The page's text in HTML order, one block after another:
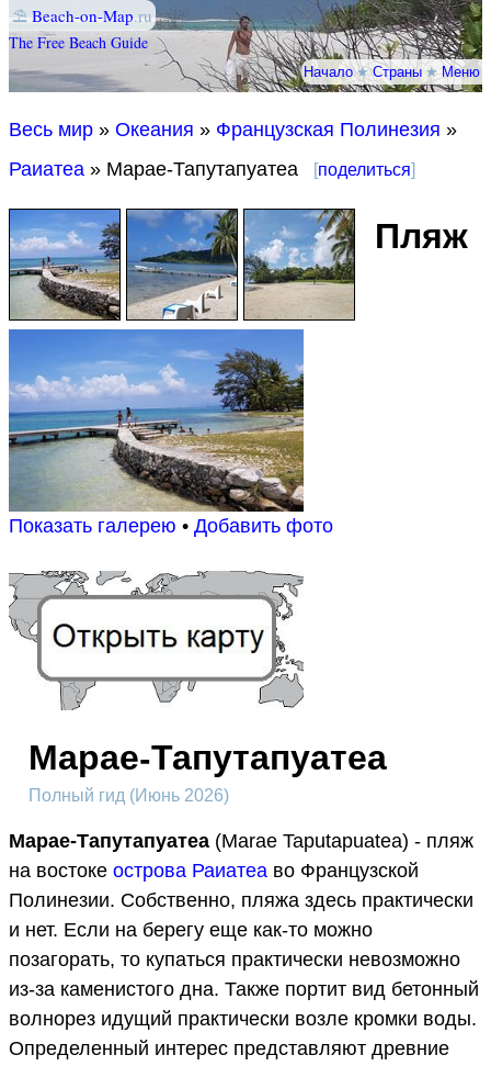
⛱ Beach-on-Map.ru
The Free Beach Guide
Начало★Страны★Меню
Весь мир » Океания » Французская Полинезия »
Раиатеа » Марае-Тапутапуатеа [поделиться]
Показать галерею • Добавить фото
Пляж
Марае-Тапутапуатеа
Полный гид (Июнь 2026)
Марае-Тапутапуатеа (Marae Taputapuatea) - пляж
на востоке острова Раиатеа во Французской
Полинезии. Собственно, пляжа здесь практически
и нет. Если на берегу еще как-то можно
позагорать, то купаться практически невозможно
из-за каменистого дна. Также портит вид бетонный
волнорез идущий практически возле кромки воды.
Определенный интерес представляют древние